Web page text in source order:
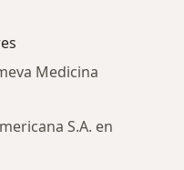
Medicina
S.A. en